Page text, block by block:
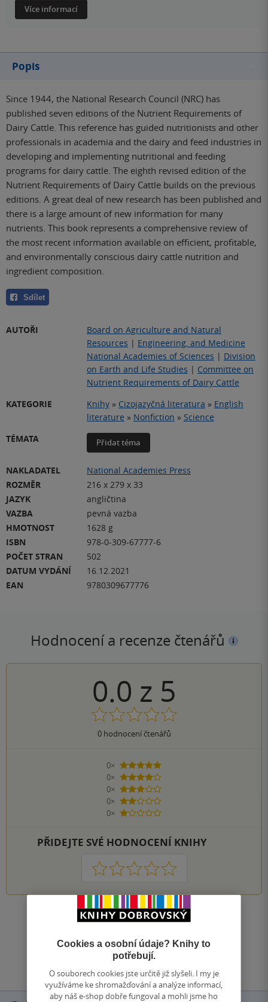
Více informací
Popis
Since 1944, the National Research Council (NRC) has
published seven editions of the Nutrient Requirements of
Dairy Cattle. This reference has guided nutritionists and other
professionals in academia and the dairy and feed industries in
developing and implementing nutritional and feeding
programs for dairy cattle. The eighth revised edition of the
Nutrient Requirements of Dairy Cattle builds on the previous
editions. A great deal of new research has been published and
there is a large amount of new information for many
nutrients. This book represents a comprehensive review of
the most recent information available on efficient, profitable,
and environmentally conscious dairy cattle nutrition and
ingredient composition.
Sdílet
AUTOŘI
Board on Agriculture and Natural
Resources | Engineering, and Medicine
National Academies of Sciences | Division
on Earth and Life Studies | Committee on
Nutrient Requirements of Dairy Cattle
KATEGORIE
Knihy » Cizojazyčná literatura » English
literature » Nonfiction » Science
TÉMATA
Přidat téma
NAKLADATEL
National Academies Press
ROZMĚR
216 x 279 x 33
JAZYK
angličtina
VAZBA
pevná vazba
HMOTNOST
1628 g
ISBN
978-0-309-67777-6
POČET STRAN
502
DATUM VYDÁNÍ
16.12.2021
EAN
9780309677776
Hodnocení a recenze čtenářů
0.0 z 5
0hodnocení čtenářů
0×
5 hvězdiček
0×
4 hvězdičky
0×
3 hvězdičky
0×
2 hvězdičky
0×
1 hvezdička
PŘIDEJTE SVÉ HODNOCENÍ KNIHY
1 2 3 4 5
Zobrazit všechna hodnocení
Přidat hodnocení
Cookies a osobní údaje? Knihy to
potřebují.
O souborech cookies jste určitě již slyšeli. I my je
využíváme ke shromažďování a analýze informací,
aby náš e-shop dobře fungoval a mohli jsme ho